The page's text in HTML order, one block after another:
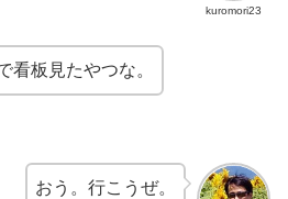
kuromori23
看板見たやつな。
おう。行こうぜ。